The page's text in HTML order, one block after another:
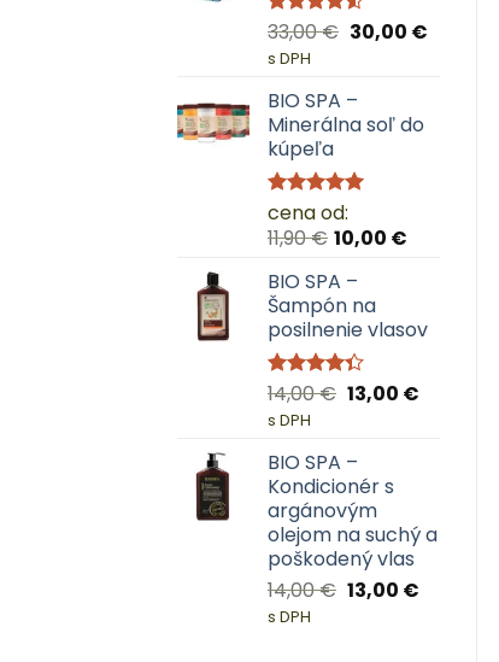
Hodnotenie
4.50z 5
33,00€ Pôvodná
33,00 €.
30,00 €Aktuálna
s DPH
BIO SPA –
Minerálna soľ do
kúpeľa
Hodnotenie
5.00z 5
cena od:
11,90€ 10,00 €
BIO SPA –
Šampón na
posilnenie vlasov
Hodnotenie
4.33z 5
14,00€ Pôvodná
14,00 €.
13,00 €Aktuálna
s DPH
BIO SPA –
Kondicionér s
argánovým
olejom na suchý a
poškodený vlas
14,00€ Pôvodná
13,00 €Aktuálna
s DPH
Top produkt